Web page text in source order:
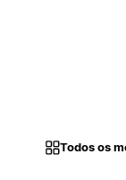
Todos os